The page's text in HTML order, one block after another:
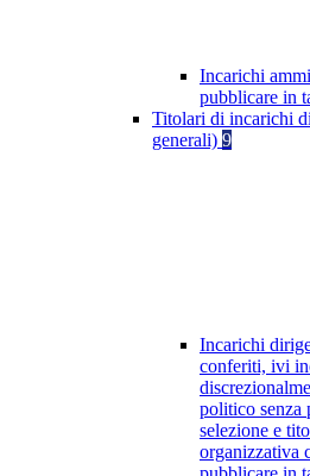
Incarichi
pubblicare in
Titolari di incarichi
generali) 9
Incarichi
conferiti, ivi
politico senza
selezione e
organizzativa